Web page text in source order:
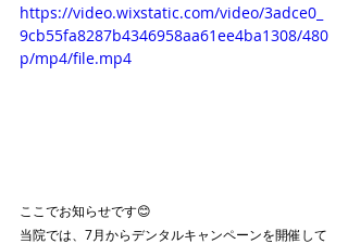
https://video.wixstatic.com/video/3adce0_
9cb55fa8287b4346958aa61ee4ba1308/480
p/mp4/file.mp4
ここでお知らせです😊
当院では、7月からデンタルキャンペーンを開催して